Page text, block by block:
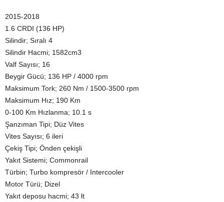
2015-2018
1.6 CRDI (136 HP)
Silindir; Sıralı 4
Silindir Hacmi; 1582cm3
Valf Sayısı; 16
Beygir Gücü; 136 HP / 4000 rpm
Maksimum Tork; 260 Nm / 1500-3500 rpm
Maksimum Hız; 190 Km
0-100 Km Hızlanma; 10.1 s
Şanzıman Tipi; Düz Vites
Vites Sayısı; 6 ileri
Çekiş Tipi; Önden çekişli
Yakıt Sistemi; Commonrail
Türbin; Turbo kompresör / Intercooler
Motor Türü; Dizel
Yakıt deposu hacmi; 43 lt